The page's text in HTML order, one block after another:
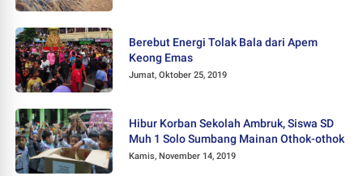
Berebut Energi Tolak Bala dari Apem
Keong Emas
Jumat, Oktober 25, 2019
Hibur Korban Sekolah Ambruk, Siswa SD
Muh 1 Solo Sumbang Mainan Othok-othok
Kamis, November 14, 2019